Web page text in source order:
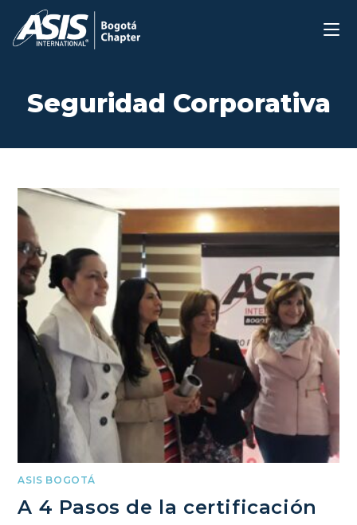
contenido
Seguridad Corporativa
ASIS BOGOTÁ
A 4 Pasos de la certificación